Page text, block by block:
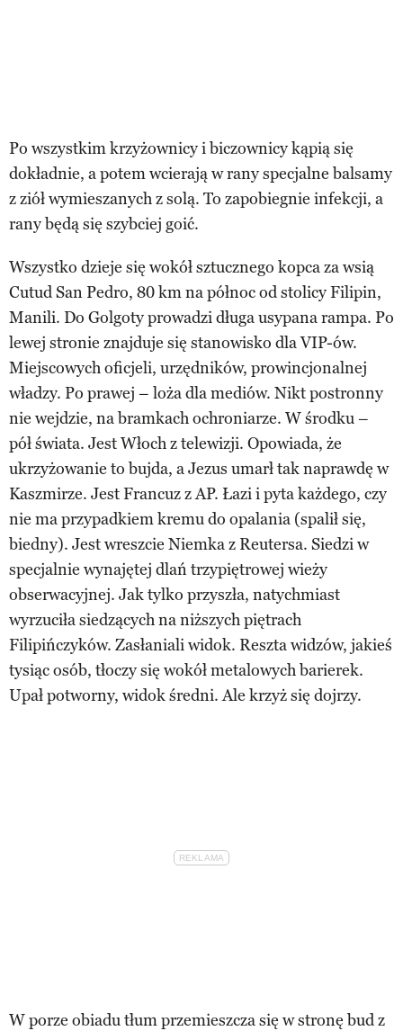
Po wszystkim krzyżownicy i biczownicy kąpią się
dokładnie, a potem wcierają w rany specjalne balsamy
z ziół wymieszanych z solą. To zapobiegnie infekcji, a
rany będą się szybciej goić.
Wszystko dzieje się wokół sztucznego kopca za wsią
Cutud San Pedro, 80 km na północ od stolicy Filipin,
Manili. Do Golgoty prowadzi długa usypana rampa. Po
lewej stronie znajduje się stanowisko dla VIP-ów.
Miejscowych oficjeli, urzędników, prowincjonalnej
władzy. Po prawej – loża dla mediów. Nikt postronny
nie wejdzie, na bramkach ochroniarze. W środku –
pół świata. Jest Włoch z telewizji. Opowiada, że
ukrzyżowanie to bujda, a Jezus umarł tak naprawdę w
Kaszmirze. Jest Francuz z AP. Łazi i pyta każdego, czy
nie ma przypadkiem kremu do opalania (spalił się,
biedny). Jest wreszcie Niemka z Reutersa. Siedzi w
specjalnie wynajętej dlań trzypiętrowej wieży
obserwacyjnej. Jak tylko przyszła, natychmiast
wyrzuciła siedzących na niższych piętrach
Filipińczyków. Zasłaniali widok. Reszta widzów, jakieś
tysiąc osób, tłoczy się wokół metalowych barierek.
Upał potworny, widok średni. Ale krzyż się dojrzy.
W porze obiadu tłum przemieszcza się w stronę bud z